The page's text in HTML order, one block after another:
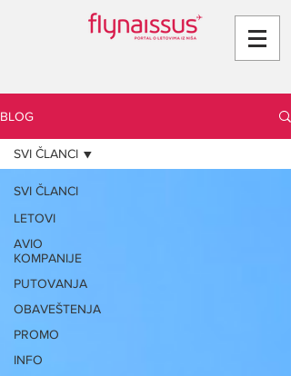
BLOG
SVI ČLANCI
LETOVI
AVIO
KOMPANIJE
PUTOVANJA
OBAVEŠTENJA
PROMO
INFO
SVI ČLANCI